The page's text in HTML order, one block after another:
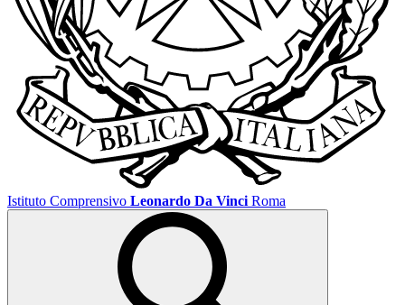
Istituto Comprensivo Leonardo Da Vinci Roma